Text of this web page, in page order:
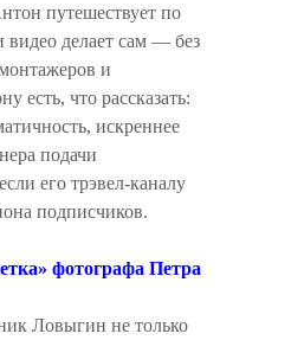
путешествует по
видео делает сам — без
и
есть, что рассказать:
искреннее
подачи
его трэвел-каналу
подписчиков.
фотографа Петра
Ловыгин не только